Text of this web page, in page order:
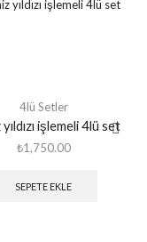
4lü Setler
işlemeli 4lü set
₺1,750.00
SEPETE EKLE